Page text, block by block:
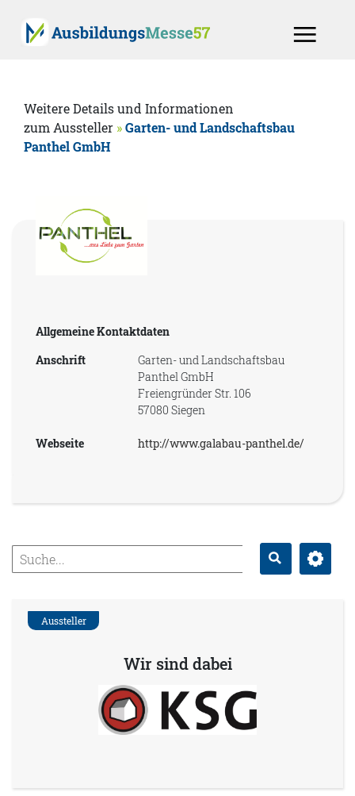
Weitere Details und Informationen
zum Aussteller »Garten- und Landschaftsbau
Panthel GmbH
Allgemeine Kontaktdaten
Anschrift
Garten- und Landschaftsbau
Panthel GmbH
Freiengründer Str. 106
57080 Siegen
Webseite http://www.galabau-panthel.de/
Suche
Aussteller
Wir sind dabei